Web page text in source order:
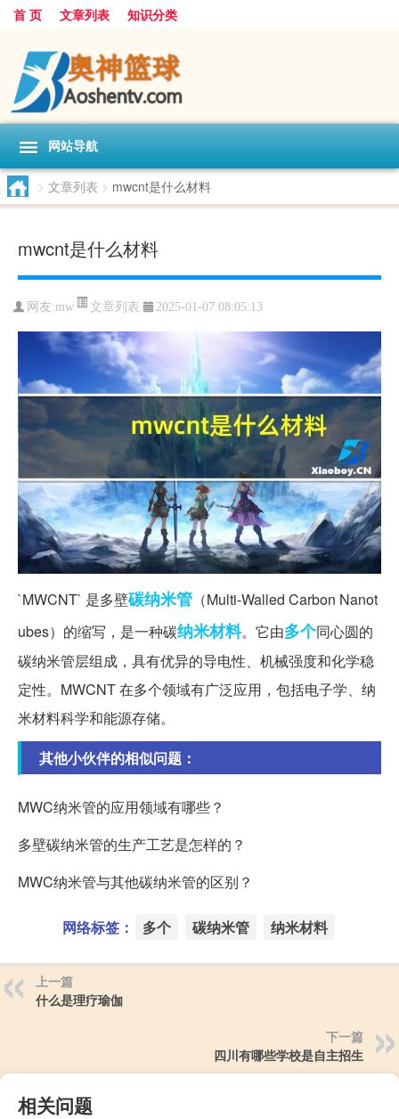
首 页 文章列表 知识分类
网站导航
> 文章列表 > mwcnt是什么材料
mwcnt是什么材料
网友:mw 文章列表 2025-01-07 08:05:13
`MWCNT` 是多壁碳纳米管 （Multi-Walled Carbon Nanot
ubes）的缩写，是一种碳纳米材料。它由多个同心圆的
碳纳米管层组成，具有优异的导电性、机械强度和化学稳
定性。MWCNT 在多个领域有广泛应用，包括电子学、纳
米材料科学和能源存储。
其他小伙伴的相似问题：
MWC纳米管的应用领域有哪些？
多壁碳纳米管的生产工艺是怎样的？
MWC纳米管与其他碳纳米管的区别？
网络标签： 多个 碳纳米管 纳米材料
上一篇
什么是理疗瑜伽
下一篇
四川有哪些学校是自主招生
相关问题